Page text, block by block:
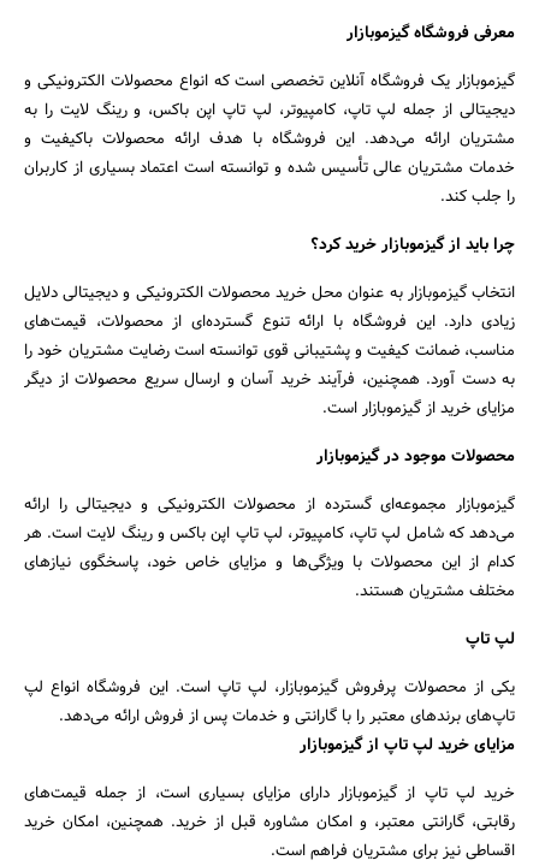
معرفی فروشگاه گیزموبازار
گیزموبازار یک فروشگاه آنلاین تخصصی است که انواع محصولات الکترونیکی و
دیجیتالی از جمله لپ تاپ، کامپیوتر، لپ تاپ اپن باکس، و رینگ لایت را به
مشتریان ارائه می‌دهد. این فروشگاه با هدف ارائه محصولات باکیفیت و
خدمات مشتریان عالی تأسیس شده و توانسته است اعتماد بسیاری از کاربران
را جلب کند.
چرا باید از گیزموبازار خرید کرد؟
انتخاب گیزموبازار به عنوان محل خرید محصولات الکترونیکی و دیجیتالی دلایل
زیادی دارد. این فروشگاه با ارائه تنوع گسترده‌ای از محصولات، قیمت‌های
مناسب، ضمانت کیفیت و پشتیبانی قوی توانسته است رضایت مشتریان خود را
به دست آورد. همچنین، فرآیند خرید آسان و ارسال سریع محصولات از دیگر
مزایای خرید از گیزموبازار است.
محصولات موجود در گیزموبازار
گیزموبازار مجموعه‌ای گسترده از محصولات الکترونیکی و دیجیتالی را ارائه
می‌دهد که شامل لپ تاپ، کامپیوتر، لپ تاپ اپن باکس و رینگ لایت است. هر
کدام از این محصولات با ویژگی‌ها و مزایای خاص خود، پاسخگوی نیازهای
مختلف مشتریان هستند.
لپ تاپ
یکی از محصولات پرفروش گیزموبازار، لپ تاپ است. این فروشگاه انواع لپ
تاپ‌های برندهای معتبر را با گارانتی و خدمات پس از فروش ارائه می‌دهد.
مزایای خرید لپ تاپ از گیزموبازار
خرید لپ تاپ از گیزموبازار دارای مزایای بسیاری است، از جمله قیمت‌های
رقابتی، گارانتی معتبر، و امکان مشاوره قبل از خرید. همچنین، امکان خرید
اقساطی نیز برای مشتریان فراهم است.